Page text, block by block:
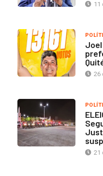
11
26
21